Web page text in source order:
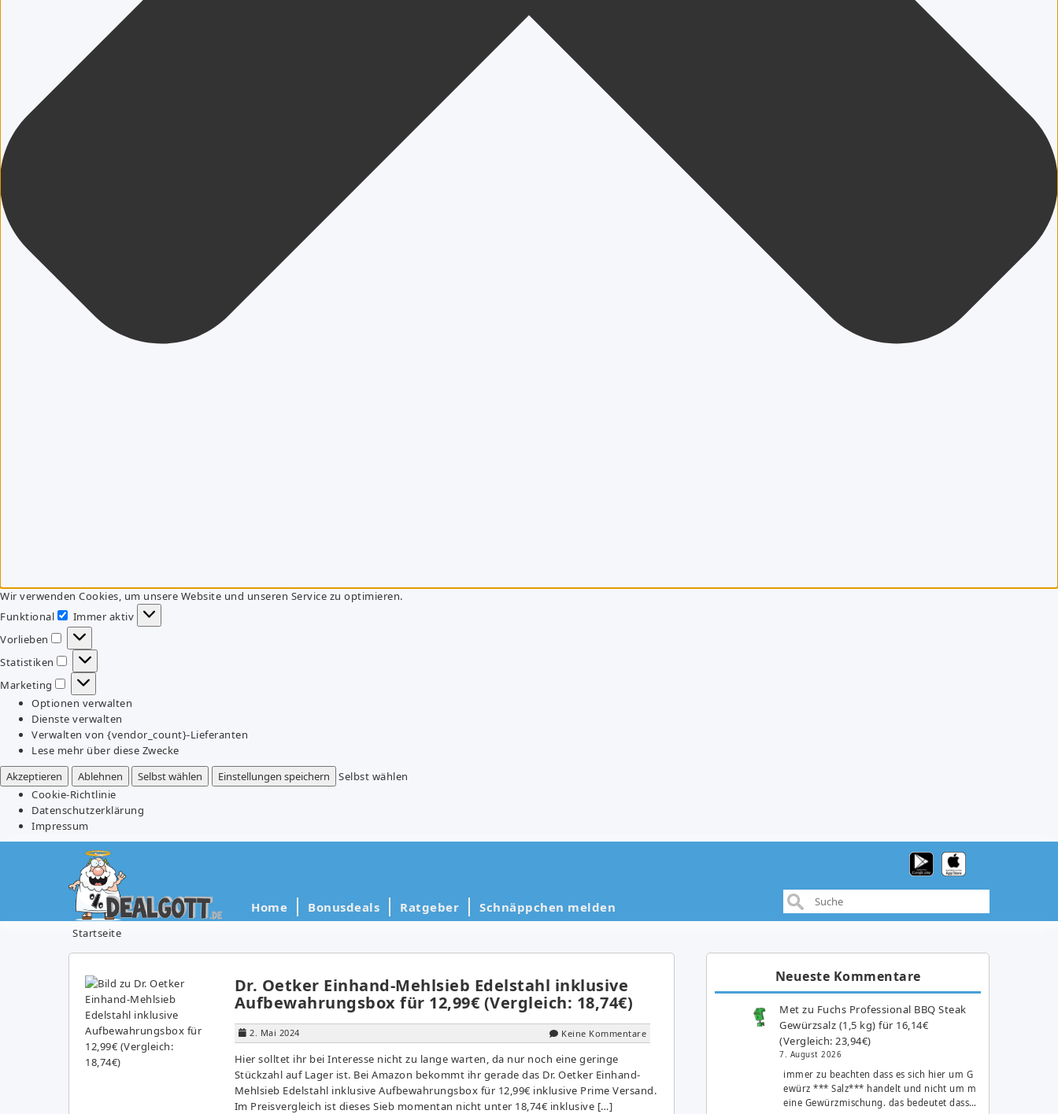
Wir verwenden Cookies, um unsere Website und unseren Service zu optimieren.
Funktional
Funktional
Immer aktiv
Vorlieben
Vorlieben
Statistiken
Statistiken
Marketing
Marketing
Optionen verwalten
Dienste verwalten
Verwalten von {vendor_count}-Lieferanten
Lese mehr über diese Zwecke
Akzeptieren
Ablehnen Selbst wählen Einstellungen speichern
Selbst wählen
Cookie-Richtlinie
Datenschutzerklärung
Impressum
Home Bonusdeals Ratgeber Schnäppchen melden
Startseite
Dr. Oetker Einhand-Mehlsieb Edelstahl inklusive
Aufbewahrungsbox für 12,99€ (Vergleich: 18,74€)
2. Mai 2024 Keine Kommentare
Hier solltet ihr bei Interesse nicht zu lange warten, da nur noch eine geringe
Stückzahl auf Lager ist. Bei Amazon bekommt ihr gerade das Dr. Oetker Einhand-
Mehlsieb Edelstahl inklusive Aufbewahrungsbox für 12,99€ inklusive Prime Versand.
Im Preisvergleich ist dieses Sieb momentan nicht unter 18,74€ inklusive […]
Neueste Kommentare
Met zu Fuchs Professional BBQ Steak
Gewürzsalz (1,5 kg) für 16,14€
(Vergleich: 23,94€)
7. August 2026
immer zu beachten dass es sich hier um G
ewürz *** Salz*** handelt und nicht um m
eine Gewürzmischung. das bedeutet dass…